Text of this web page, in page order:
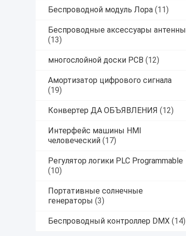
Беспроводной модуль Лора (11)
Беспроводные аксессуары антенны
(13)
многослойной доски PCB (12)
Амортизатор цифрового сигнала
(19)
Конвертер ДА ОБЪЯВЛЕНИЯ (12)
Интерфейс машины HMI
человеческий (17)
Регулятор логики PLC Programmable
(10)
Портативные солнечные
генераторы (3)
Беспроводный контроллер DMX (14)